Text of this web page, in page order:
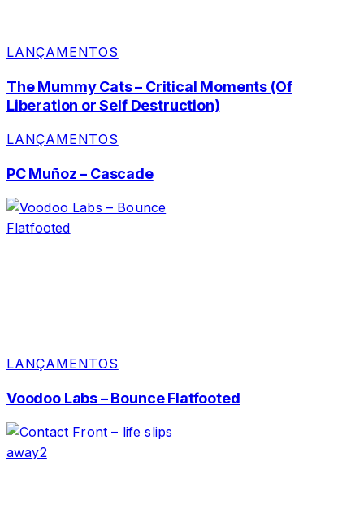
LANÇAMENTOS
The Mummy Cats – Critical Moments (Of
Liberation or Self Destruction)
LANÇAMENTOS
PC Muñoz – Cascade
LANÇAMENTOS
Voodoo Labs – Bounce Flatfooted